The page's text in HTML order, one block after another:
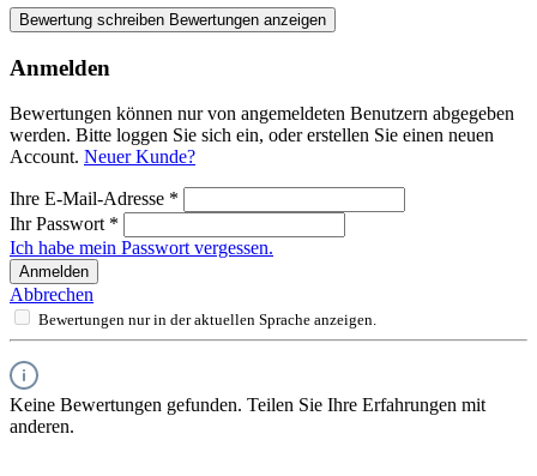
Bewertung schreiben Bewertungen anzeigen
Anmelden
Bewertungen können nur von angemeldeten Benutzern abgegeben
werden. Bitte loggen Sie sich ein, oder erstellen Sie einen neuen
Account. Neuer Kunde?
Ihre E-Mail-Adresse *
Ihr Passwort *
Ich habe mein Passwort vergessen.
Anmelden
Abbrechen
Bewertungen nur in der aktuellen Sprache anzeigen.
Keine Bewertungen gefunden. Teilen Sie Ihre Erfahrungen mit
anderen.